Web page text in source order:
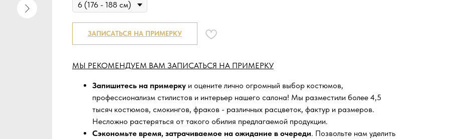
ЗАПИСАТЬСЯ НА ПРИМЕРКУ
МЫ РЕКОМЕНДУЕМ ВАМ ЗАПИСАТЬСЯ НА ПРИМЕРКУ
Запишитесь на примерку и оцените лично огромный выбор костюмов,
профессионализм стилистов и интерьер нашего салона! Мы разместили более 4,5
тысяч костюмов, смокингов, фраков - различных расцветок, фактур и размеров.
Несложно растеряться от такого обилия предлагаемой продукции.
Сэкономьте время, затрачиваемое на ожидание в очереди. Позвольте нам уделить